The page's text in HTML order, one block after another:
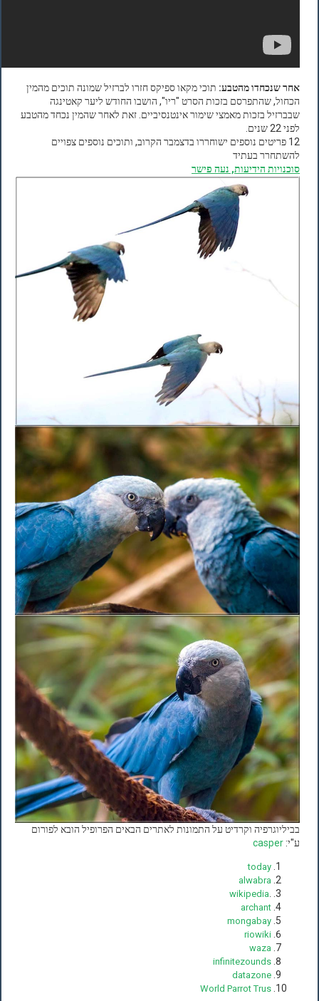
אחר שנכחדו מהטבע: תוכי מקאו ספיקס חזרו לברזיל שמונה תוכים מהמין
הכחול, שהתפרסם בזכות הסרט "ריו", הושבו החודש ליער קאטינגה
שבברזיל בזכות מאמצי שימור אינטנסיביים. זאת לאחר שהמין נכחד מהטבע
לפני 22 שנים.
12 פריטים נוספים ישוחררו בדצמבר הקרוב, ותוכים נוספים צפויים
להשתחרר בעתיד
סוכנויות הידיעות, נעה פישר
בביליוגרפיה וקרדיט על התמונות לאתרים הבאים הפרופיל הובא לפורום
ע"י: casper
today
alwabra
.
wikipedia
archant
mongabay
riowiki
waza
infinitezounds
datazone
World Parrot Trus